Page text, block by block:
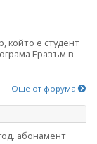
който е студент
Еразъм в
Още от форума
абонамент